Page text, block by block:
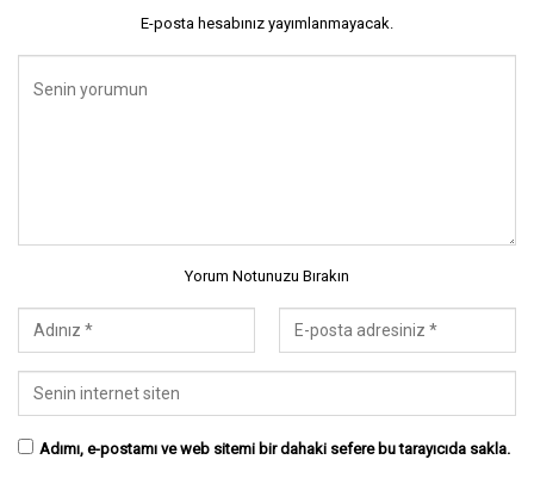
E-posta hesabınız yayımlanmayacak.
Yorum Notunuzu Bırakın
Adımı, e-postamı ve web sitemi bir dahaki sefere bu tarayıcıda sakla.